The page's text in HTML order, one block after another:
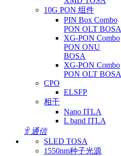
10G PON 组件
PIN Box Combo
PON OLT BOSA
XG-PON Combo
PON ONU
BOSA
XG-PON Combo
PON OLT BOSA
CPO
ELSFP
相干
Nano ITLA
L band ITLA
ꁇ 通信
SLED TOSA
1550nm种子光源